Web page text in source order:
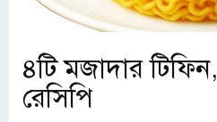
৪টি মজাদার
রেসিপি